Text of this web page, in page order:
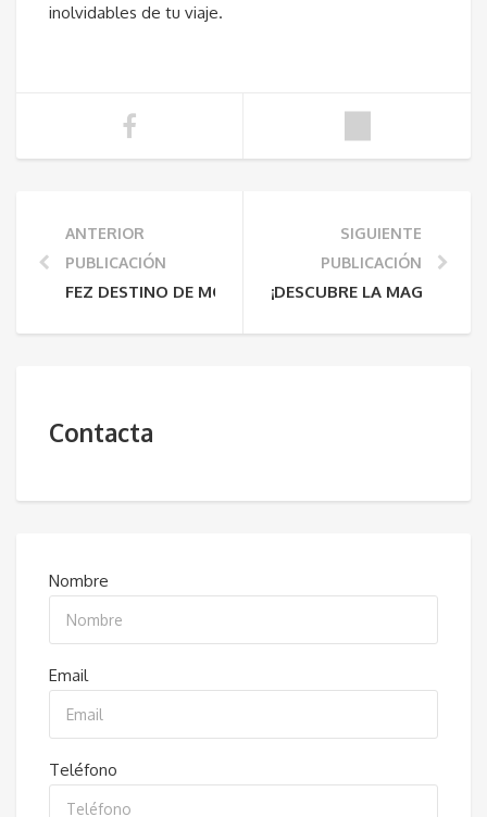
inolvidables de tu viaje.
ANTERIOR
PUBLICACIÓN
FEZ DESTINO DE MODA
SIGUIENTE
PUBLICACIÓN
¡DESCUBRE LA MAGIA DE
Contacta
Nombre
Email
Teléfono